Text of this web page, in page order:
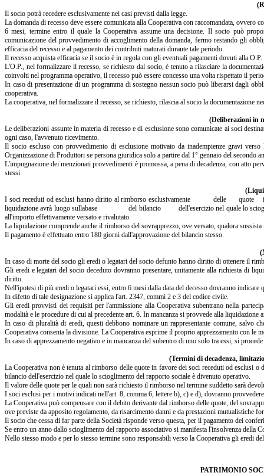
Il socio potrà recedere esclusivamente nei casi previsti dalla legge.
La domanda di recesso deve essere comunicata alla Cooperativa con raccomandata,
6 mesi, termine entro il quale la Cooperativa assume una decisione. Il socio può
comunicazione del provvedimento di accoglimento della domanda, fermo restando gli
efficacia del recesso e al pagamento dei contributi maturati durante tale periodo.
Il recesso acquista efficacia se il socio è in regola con gli eventuali pagamenti dovuti alla
L'O.P., nel formalizzare il recesso, se richiesto dal socio, è tenuto a rilasciare la
coinvolti nel programma operativo, il recesso può essere concesso una volta rispettato il
In caso di presentazione di un programma di sostegno nessun socio può liberarsi dagli
cooperativa.
La cooperativa, nel formalizzare il recesso, se richiesto, rilascia al socio la documentazione
(Deliberazioni in
Le deliberazioni assunte in materia di recesso e di esclusione sono comunicate ai soci
ogni caso, l'avvenuto ricevimento.
Il socio escluso con provvedimento di esclusione motivato da inadempienze gravi
Organizzazione di Produttori se persona giuridica solo a partire dal 1° gennaio del secondo
L'impugnazione dei menzionati provvedimenti è promossa, a pena di decadenza, con atto
stessi.
I soci receduti od esclusi hanno diritto al rimborso esclusivamente delle
liquidazione avrà luogo sullabase del bilancio dell'esercizio nel quale lo
all'importo effettivamente versato e rivalutato.
La liquidazione comprende anche il rimborso del sovrapprezzo, ove versato, qualora
Il pagamento è effettuato entro 180 giorni dall'approvazione del bilancio stesso.
In caso di morte del socio gli eredi o legatari del socio defunto hanno diritto di ottenere il
Gli eredi e legatari del socio deceduto dovranno presentare, unitamente alla richiesta di
diritto.
Nell'ipotesi di più eredi o legatari essi, entro 6 mesi dalla data del decesso dovranno indicare
In difetto di tale designazione si applica l'art. 2347, commi 2 e 3 del codice civile.
Gli eredi provvisti dei requisiti per l'ammissione alla Cooperativa subentrano nella
modalità e le procedure di cui al precedente art. 6. In mancanza si provvede alla liquidazione
In caso di pluralità di eredi, questi debbono nominare un rappresentante comune, salvo
Cooperativa consenta la divisione. La Cooperativa esprime il proprio apprezzamento con le
In caso di apprezzamento negativo e in mancanza del subentro di uno solo tra essi, si
(Termini di decadenza,
La Cooperativa non è tenuta al rimborso delle quote in favore dei soci receduti od esclusi
bilancio dell'esercizio nel quale lo scioglimento del rapporto sociale è divenuto operativo.
Il valore delle quote per le quali non sarà richiesto il rimborso nel termine suddetto sarà
I soci esclusi per i motivi indicati nell'art. 8, comma 6, lettere b), c) e d), dovranno
La Cooperativa può compensare con il debito derivante dal rimborso delle quote, del
ove previste da apposito regolamento, da risarcimento danni e da prestazioni mutualistiche
Il socio che cessa di far parte della Società risponde verso questa, per il pagamento dei
Se entro un anno dallo scioglimento del rapporto associativo si manifesta l'insolvenza della
Nello stesso modo e per lo stesso termine sono responsabili verso la Cooperativa gli eredi
PATRIMONIO